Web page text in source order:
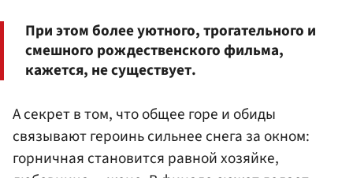
При этом более уютного, трогательного и
смешного рождественского фильма,
кажется, не существует.
А секрет в том, что общее горе и обиды
связывают героинь сильнее снега за окном:
горничная становится равной хозяйке,